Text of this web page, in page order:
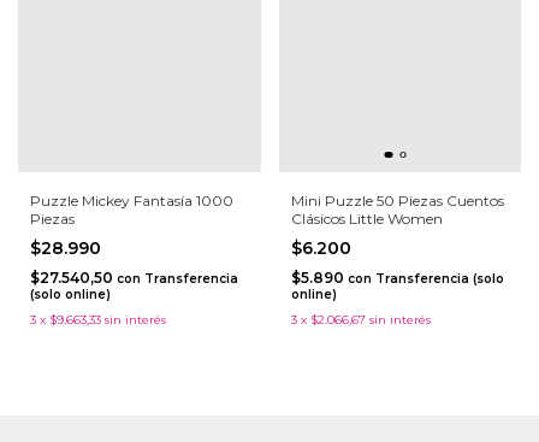
Puzzle Mickey Fantasía 1000
Piezas
$28.990
$27.540,50 con Transferencia
(solo online)
3 x $9.663,33 sin interés
Mini Puzzle 50 Piezas Cuentos
Clásicos Little Women
$6.200
$5.890 con Transferencia (solo
online)
3 x $2.066,67 sin interés